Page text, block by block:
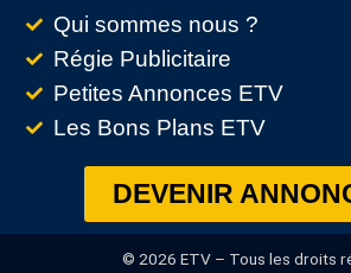
Qui sommes nous ?
Régie Publicitaire
Petites Annonces ETV
Les Bons Plans ETV
DEVENIR
© 2026 ETV – Tous les droits